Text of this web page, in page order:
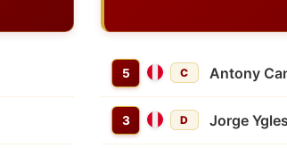
5 C Antony
3 D Jorge